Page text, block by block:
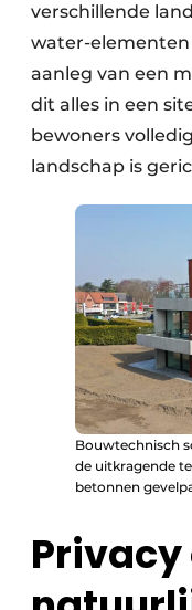
verschillende
water-elementen
aanleg van een
dit alles in een
bewoners
landschap is
Bouwtechnisch
de uitkragende
betonnen
Privacy